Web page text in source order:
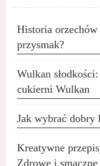
Historia orzechów
przysmak?
Wulkan
cukierni Wulkan
Jak wybrać dobry
Kreatywne
Zdrowe i